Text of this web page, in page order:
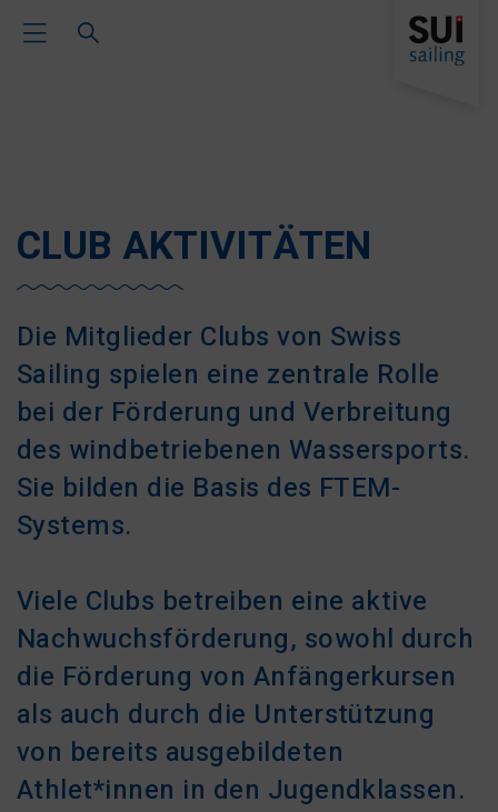
Toggle Main Navigation
CLUB AKTIVITÄTEN
Die Mitglieder Clubs von Swiss
Sailing spielen eine zentrale Rolle
bei der Förderung und Verbreitung
des windbetriebenen Wassersports.
Sie bilden die Basis des FTEM-
Systems.
Viele Clubs betreiben eine aktive
Nachwuchsförderung, sowohl durch
die Förderung von Anfängerkursen
als auch durch die Unterstützung
von bereits ausgebildeten
Athlet*innen in den Jugendklassen.